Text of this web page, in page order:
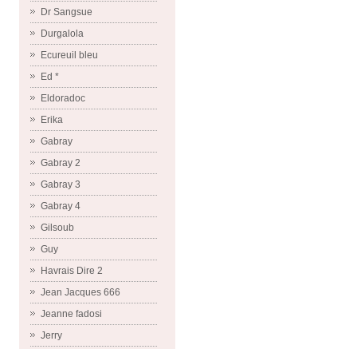
Dr Sangsue
Durgalola
Ecureuil bleu
Ed *
Eldoradoc
Erika
Gabray
Gabray 2
Gabray 3
Gabray 4
Gilsoub
Guy
Havrais Dire 2
Jean Jacques 666
Jeanne fadosi
Jerry